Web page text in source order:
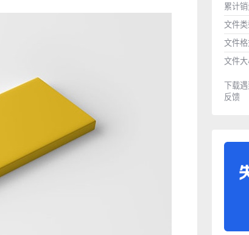
累计
文件
文件
文件
下载
反馈